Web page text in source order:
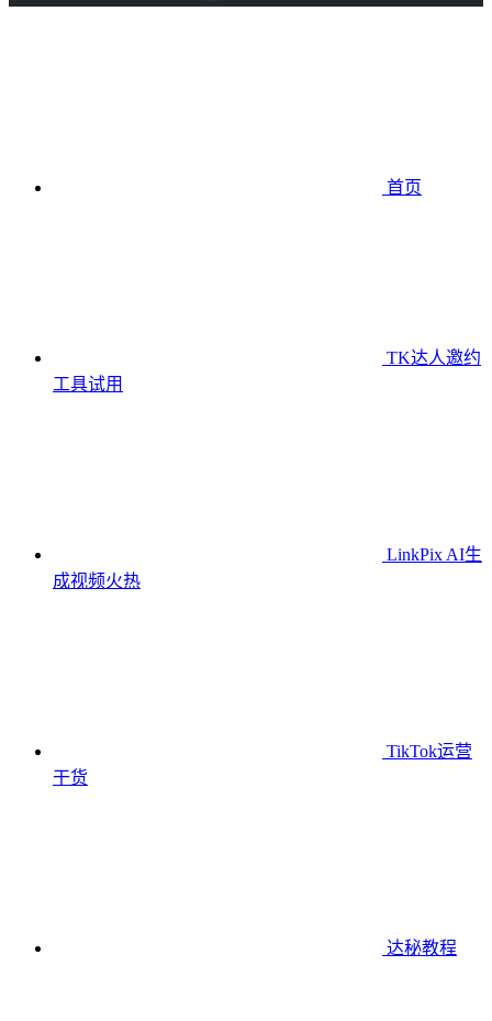
首页
TK达人邀约
工具试用
LinkPix AI生
成视频火热
TikTok运营
干货
达秘教程